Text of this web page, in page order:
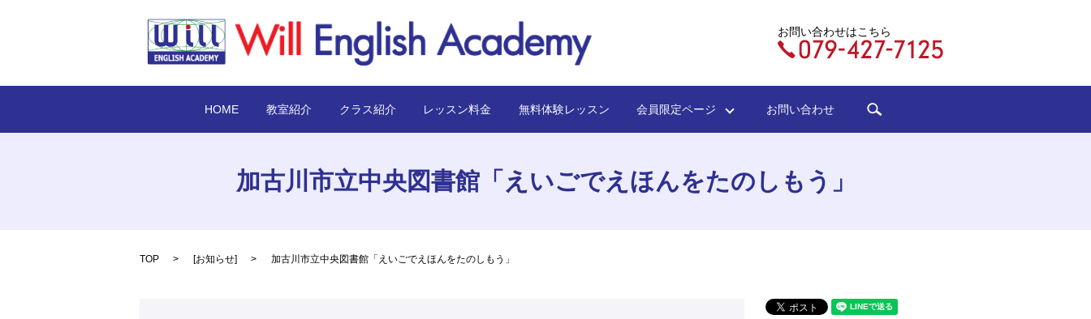
お問い合わせはこちら
HOME 教室紹介 クラス紹介 レッスン料金 無料体験レッスン 会員限定ページ お問い合わせ
加古川市立中央図書館「えいごでえほんをたのしもう」
TOP [お知らせ] 加古川市立中央図書館「えいごでえほんをたのしもう」